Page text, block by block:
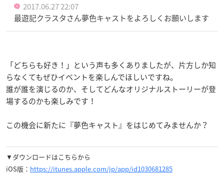
2017.06.27 22:07
最遊記クラスタさん夢色キャストをよろしくお願いします
「どちらも好き！」という声も多くありましたが、片方しか知
らなくてもぜひイベントを楽しんでほしいですね。
誰が誰を演じるのか、そしてどんなオリジナルストーリーが登
場するのかも楽しみです！
この機会に新たに『夢色キャスト』をはじめてみませんか？
▼ダウンロードはこちらから
iOS版： https://itunes.apple.com/jp/app/id1030681285